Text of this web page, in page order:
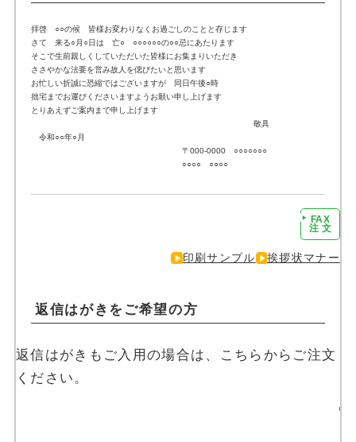
拝啓 ○○の候 皆様お変わりなくお過ごしのことと存じます
さて 来る○月○日は 亡○ ○○○○○○の○○忌にあたります
そこで生前親しくしていただいた皆様にお集まりいただき
ささやかな法要を営み故人を偲びたいと思います
お忙しい折誠に恐縮ではございますが 同日午後○時
拙宅までお運びくださいますようお願い申し上げます
とりあえずご案内まで申し上げます
敬具
令和○○年○月
〒000-0000 ○○○○○○○
○○○○ ○○○○
FAX
注 文
印刷サンプル 挨拶状マナー
返信はがきをご希望の方
返信はがきもご入用の場合は、こちらからご注文
ください。